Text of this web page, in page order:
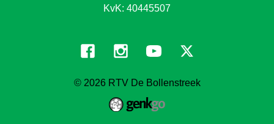
KvK: 40445507
© 2026RTV De Bollenstreek